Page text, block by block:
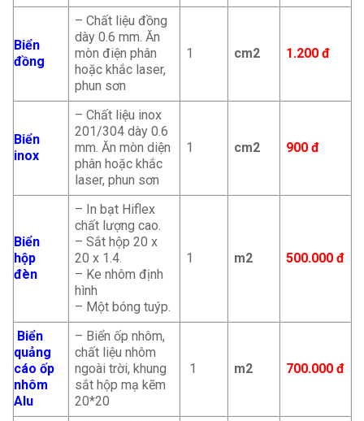
Biển
đồng
– Chất liệu đồng
dày 0.6 mm. Ăn
mòn điện phân
hoặc khắc laser,
phun sơn
1 cm2 1.200 đ
Biển
inox
– Chất liệu inox
201/304 dày 0.6
mm. Ăn mòn diện
phân hoặc khắc
laser, phun sơn
1 cm2 900 đ
Biển
hộp
đèn
– In bạt Hiflex
chất lượng cao.
– Sắt hộp 20 x
20 x 1.4.
– Ke nhôm định
hình
– Một bóng tuýp.
1 m2 500.000 đ
Biển
quảng
cáo ốp
nhôm
Alu
– Biển ốp nhôm,
chất liệu nhôm
ngoài trời, khung
sắt hộp mạ kẽm
20*20
1 m2 700.000 đ